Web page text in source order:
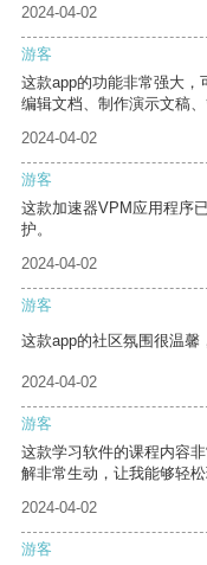
2024-04-02
游客
这款app的功能非常强大
编辑文档、制作演示文稿、
2024-04-02
游客
这款加速器VPM应用程序
护。
2024-04-02
游客
这款app的社区氛围很温馨
2024-04-02
游客
这款学习软件的课程内容
解非常生动，让我能够轻松
2024-04-02
游客